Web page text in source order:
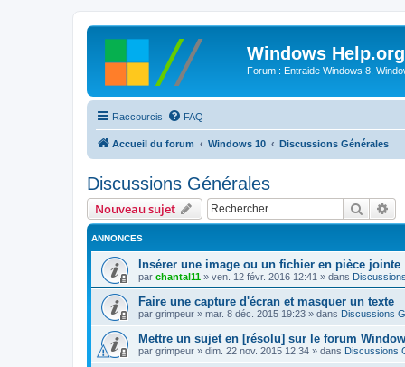
Windows Help.org
Forum : Entraide Windows 8,
Raccourcis FAQ
Accueil du forum Windows 10 Discussions Générales
Discussions Générales
Nouveau sujet
ANNONCES
Insérer une image ou un fichier en pièce jointe
par chantal11 » ven. 12 févr. 2016 12:41 » dans
Faire une capture d'écran et masquer un texte
par grimpeur » mar. 8 déc. 2015 19:23 » dans Discussions
Mettre un sujet en [résolu] sur le forum
par grimpeur » dim. 22 nov. 2015 12:34 » dans Discussions